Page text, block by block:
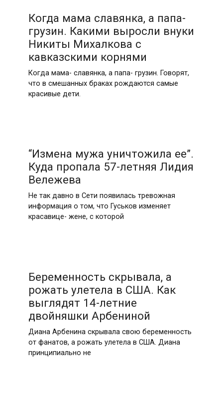
Когда мама славянка, а папа-
грузин. Какими выросли внуки
Никиты Михалкова с
кавказскими корнями
Когда мама- славянка, а папа- грузин. Говорят,
что в смешанных браках рождаются самые
красивые дети.
“Измена мужа уничтожила ее”.
Куда пропала 57-летняя Лидия
Вележева
Не так давно в Сети появилась тревожная
информация о том, что Гуськов изменяет
красавице- жене, с которой
Беременность скрывала, а
рожать улетела в США. Как
выглядят 14-летние
двойняшки Арбениной
Диана Арбенина скрывала свою беременность
от фанатов, а рожать улетела в США. Диана
принципиально не